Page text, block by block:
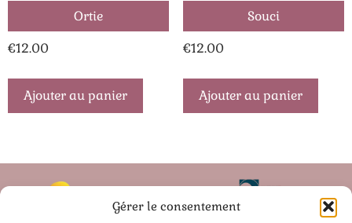
Gérer le consentement
Ortie
€12.00
Ajouter au panier
Souci
€12.00
Ajouter au panier